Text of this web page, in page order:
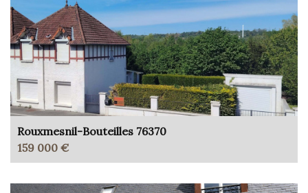
Rouxmesnil-Bouteilles 76370
159 000 €